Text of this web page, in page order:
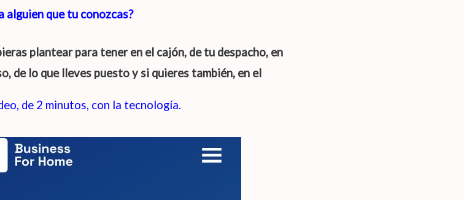
alguien que tu conozcas?
plantear para tener en el cajón, de tu despacho, en
de lo que lleves puesto y si quieres también, en el
de 2 minutos, con la tecnología.